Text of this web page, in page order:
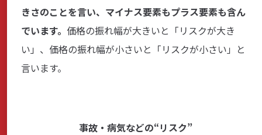
きさのことを言い、マイナス要素もプラス要素も含ん
でいます。 価格の振れ幅が大きいと「リスクが大き
い」、価格の振れ幅が小さいと「リスクが小さい」と
言います。
事故・病気などの“リスク”